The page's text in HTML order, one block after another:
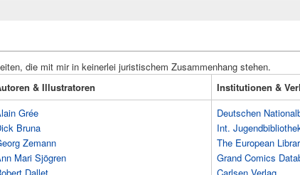
die mit mir in keinerlei juristischem Zusammenhang stehen.
& Illustratoren
Institutionen &
Grée
Bruna
Zemann
Mari Sjögren
Deutschen
Int.
The European
Grand Comics